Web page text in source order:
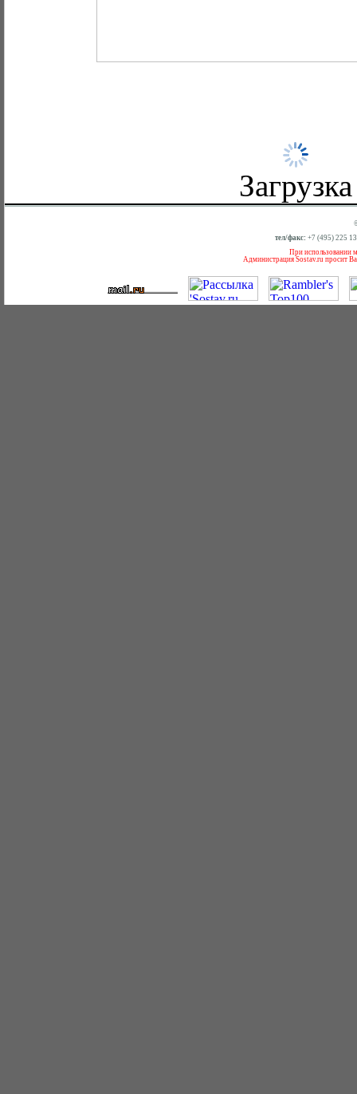
Загрузка
тел/факс: +7 (495) 225
При использовании
Администрация Sostav.ru просит